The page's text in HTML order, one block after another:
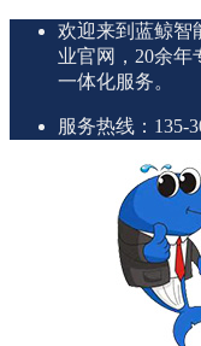
欢迎来到蓝鲸智
业官网，20余年
一体化服务。
服务热线：135-